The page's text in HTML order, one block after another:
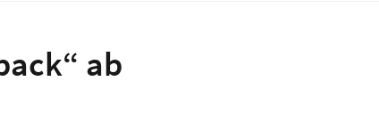
ab